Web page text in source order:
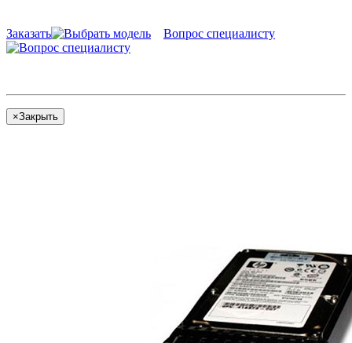
Заказать Вопрос специалисту
×Закрыть